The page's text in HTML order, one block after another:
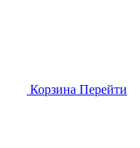
Корзина Перейти